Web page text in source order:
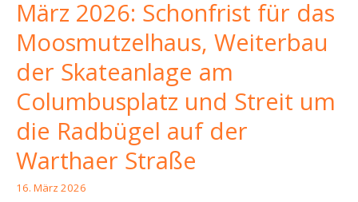
März 2026: Schonfrist für das
Moosmutzelhaus, Weiterbau
der Skateanlage am
Columbusplatz und Streit um
die Radbügel auf der
Warthaer Straße
16. März 2026